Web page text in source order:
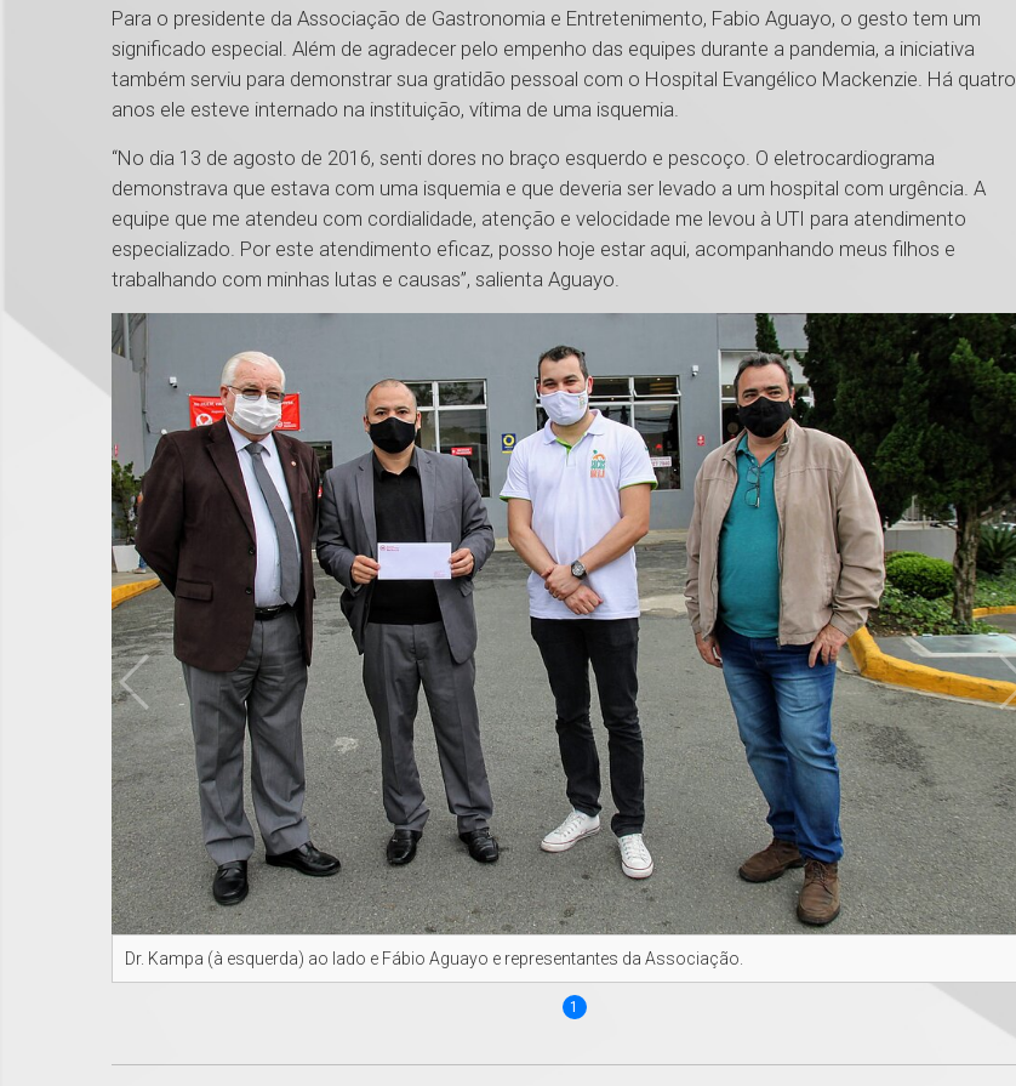
Para o presidente da Associação de Gastronomia e Entretenimento, Fabio Aguayo, o gesto tem um
significado especial. Além de agradecer pelo empenho das equipes durante a pandemia, a iniciativa
também serviu para demonstrar sua gratidão pessoal com o Hospital Evangélico Mackenzie. Há quatro
anos ele esteve internado na instituição, vítima de uma isquemia.
“No dia 13 de agosto de 2016, senti dores no braço esquerdo e pescoço. O eletrocardiograma
demonstrava que estava com uma isquemia e que deveria ser levado a um hospital com urgência. A
equipe que me atendeu com cordialidade, atenção e velocidade me levou à UTI para atendimento
especializado. Por este atendimento eficaz, posso hoje estar aqui, acompanhando meus filhos e
trabalhando com minhas lutas e causas”, salienta Aguayo.
Dr. Kampa (à esquerda) ao lado e Fábio Aguayo e representantes da Associação.
1